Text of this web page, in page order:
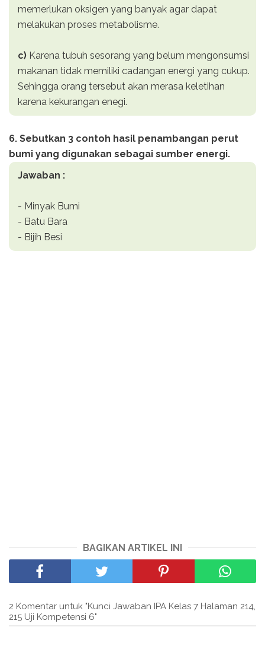
memerlukan oksigen yang banyak agar dapat
melakukan proses metabolisme.
c) Karena tubuh sesorang yang belum mengonsumsi
makanan tidak memiliki cadangan energi yang cukup.
Sehingga orang tersebut akan merasa keletihan
karena kekurangan enegi.
6. Sebutkan 3 contoh hasil penambangan perut
bumi yang digunakan sebagai sumber energi.
Jawaban :
- Minyak Bumi
- Batu Bara
- Bijih Besi
BAGIKAN ARTIKEL INI
2 Komentar untuk "Kunci Jawaban IPA Kelas 7 Halaman 214,
215 Uji Kompetensi 6"